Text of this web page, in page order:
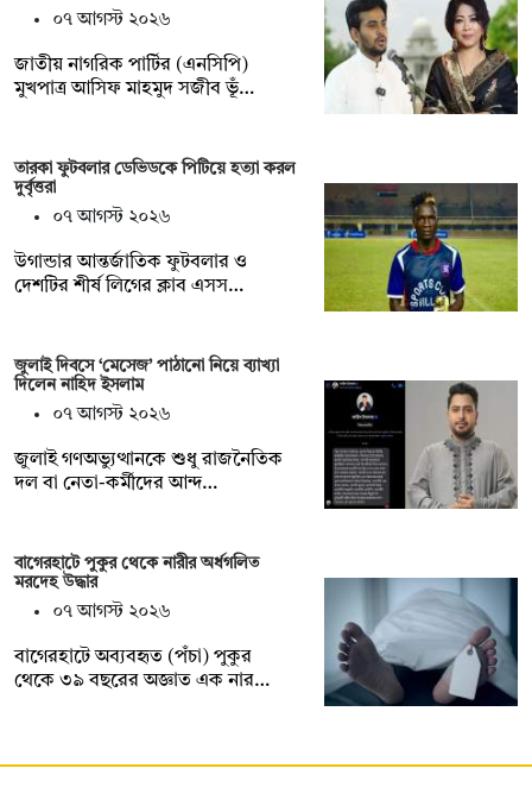
০৭ আগস্ট ২০২৬
জাতীয় নাগরিক পার্টির (এনসিপি)
মুখপাত্র আসিফ মাহমুদ সজীব ভূঁ…
তারকা ফুটবলার ডেভিডকে পিটিয়ে হত্যা করল
দুর্বৃত্তরা
০৭ আগস্ট ২০২৬
উগান্ডার আন্তর্জাতিক ফুটবলার ও
দেশটির শীর্ষ লিগের ক্লাব এসস…
জুলাই দিবসে ‘মেসেজ’ পাঠানো নিয়ে ব্যাখ্যা
দিলেন নাহিদ ইসলাম
০৭ আগস্ট ২০২৬
জুলাই গণঅভ্যুত্থানকে শুধু রাজনৈতিক
দল বা নেতা-কর্মীদের আন্দ…
বাগেরহাটে পুকুর থেকে নারীর অর্ধগলিত
মরদেহ উদ্ধার
০৭ আগস্ট ২০২৬
বাগেরহাটে অব্যবহৃত (পঁচা) পুকুর
থেকে ৩৯ বছরের অজ্ঞাত এক নার…